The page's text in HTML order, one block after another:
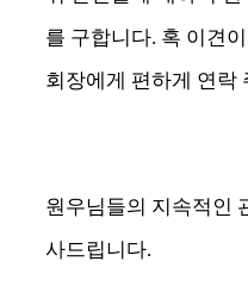
를 구합니다. 혹 이견
회장에게 편하게 연락
원우님들의 지속적인
사드립니다.